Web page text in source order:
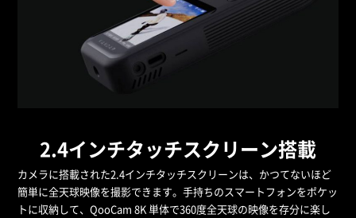
2.4インチタッチスクリーン搭載
カメラに搭載された2.4インチタッチスクリーンは、かつてないほど
簡単に全天球映像を撮影できます。手持ちのスマートフォンをポケッ
トに収納して、QooCam 8K 単体で360度全天球の映像を存分に楽し